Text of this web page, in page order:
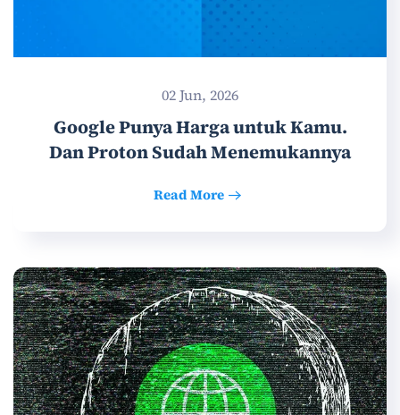
02 Jun, 2026
Google Punya Harga untuk Kamu.
Dan Proton Sudah Menemukannya
Read More